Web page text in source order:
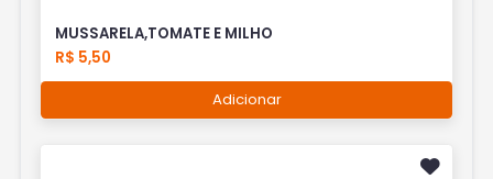
MUSSARELA,TOMATE E MILHO
R$ 5,50
Adicionar